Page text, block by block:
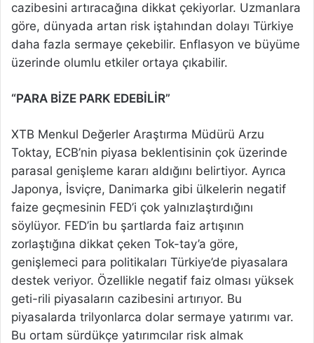
cazibesini artıracağına dikkat çekiyorlar. Uzmanlara
göre, dünyada artan risk iştahından dolayı Türkiye
daha fazla sermaye çekebilir. Enflasyon ve büyüme
üzerinde olumlu etkiler ortaya çıkabilir.
“PARA BİZE PARK EDEBİLİR”
XTB Menkul Değerler Araştırma Müdürü Arzu
Toktay, ECB’nin piyasa beklentisinin çok üzerinde
parasal genişleme kararı aldığını belirtiyor. Ayrıca
Japonya, İsviçre, Danimarka gibi ülkelerin negatif
faize geçmesinin FED’i çok yalnızlaştırdığını
söylüyor. FED’in bu şartlarda faiz artışının
zorlaştığına dikkat çeken Tok-tay’a göre,
genişlemeci para politikaları Türkiye’de piyasalara
destek veriyor. Özellikle negatif faiz olması yüksek
geti-rili piyasaların cazibesini artırıyor. Bu
piyasalarda trilyonlarca dolar sermaye yatırımı var.
Bu ortam sürdükçe yatırımcılar risk almak